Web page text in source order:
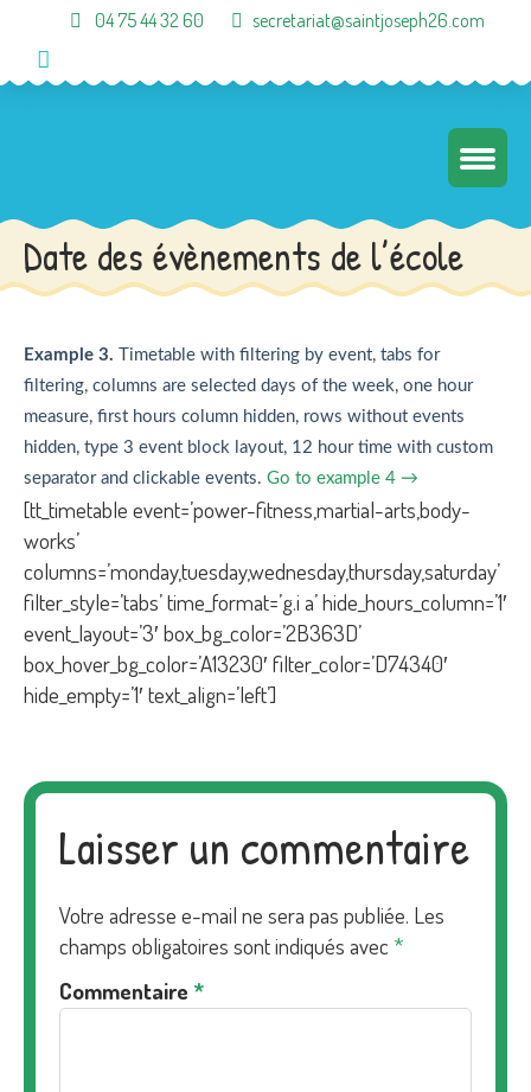
04 75 44 32 60 secretariat@saintjoseph26.com
Date des évènements de l’école
Example 3. Timetable with filtering by event, tabs for
filtering, columns are selected days of the week, one hour
measure, first hours column hidden, rows without events
hidden, type 3 event block layout, 12 hour time with custom
separator and clickable events. Go to example 4 →
[tt_timetable event=’power-fitness,martial-arts,body-
works’
columns=’monday,tuesday,wednesday,thursday,saturday’
filter_style=’tabs’ time_format=’g.i a’ hide_hours_column=’1′
event_layout=’3′ box_bg_color=’2B363D’
box_hover_bg_color=’A13230′ filter_color=’D74340′
hide_empty=’1′ text_align=’left’]
Laisser un commentaire
Votre adresse e-mail ne sera pas publiée. Les
champs obligatoires sont indiqués avec *
Commentaire *